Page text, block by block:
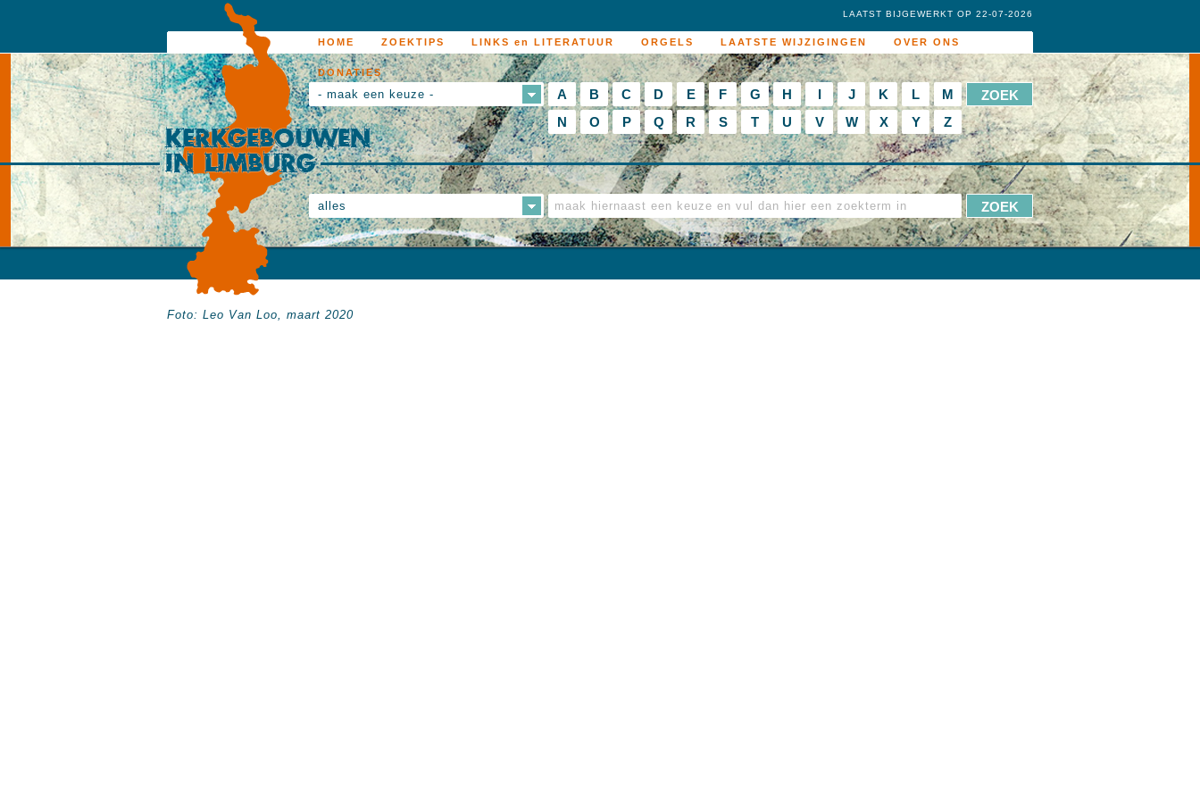
HOME ZOEKTIPS LINKS en LITERATUUR ORGELS LAATSTE WIJZIGINGEN OVER ONS
DONATIES
LAATST BIJGEWERKT OP 22-07-2026
- maak een keuze - A B C D E F G H I J K L
M
N
O P Q R S T U V W X Y Z
alles
Foto: Leo Van Loo, maart 2020